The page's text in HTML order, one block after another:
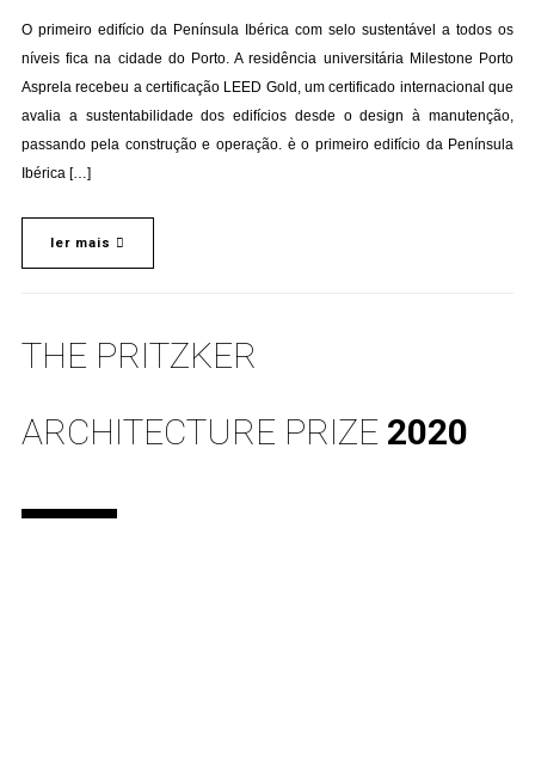
O primeiro edifício da Península Ibérica com selo sustentável a todos os
níveis fica na cidade do Porto. A residência universitária Milestone Porto
Asprela recebeu a certificação LEED Gold, um certificado internacional que
avalia a sustentabilidade dos edifícios desde o design à manutenção,
passando pela construção e operação. è o primeiro edifício da Península
Ibérica […]
ler mais
THE PRITZKER
ARCHITECTURE PRIZE 2020